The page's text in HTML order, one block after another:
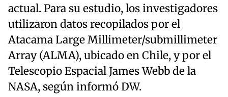
actual. Para su estudio, los investigadores
utilizaron datos recopilados por el
Atacama Large Millimeter/submillimeter
Array (ALMA), ubicado en Chile, y por el
Telescopio Espacial James Webb de la
NASA, según informó DW.